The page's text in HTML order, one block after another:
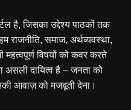
है, जिसका उद्देश्य पाठकों तक
राजनीति, समाज, अर्थव्यवस्था,
विषयों को कवर करते
असली दायित्व है – जनता को
आवाज़ को मजबूती देना।